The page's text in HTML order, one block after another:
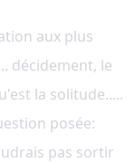
aux plus
décidement, le
la solitude.....
posée:
pas sortir